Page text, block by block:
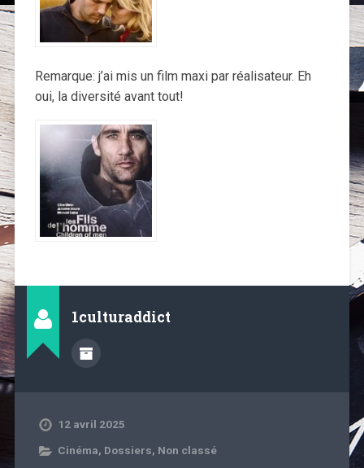
Remarque: j’ai mis un film maxi par réalisateur. Eh
oui, la diversité avant tout!
1culturaddict
12 avril 2025
Cinéma, Dossiers, Non classé